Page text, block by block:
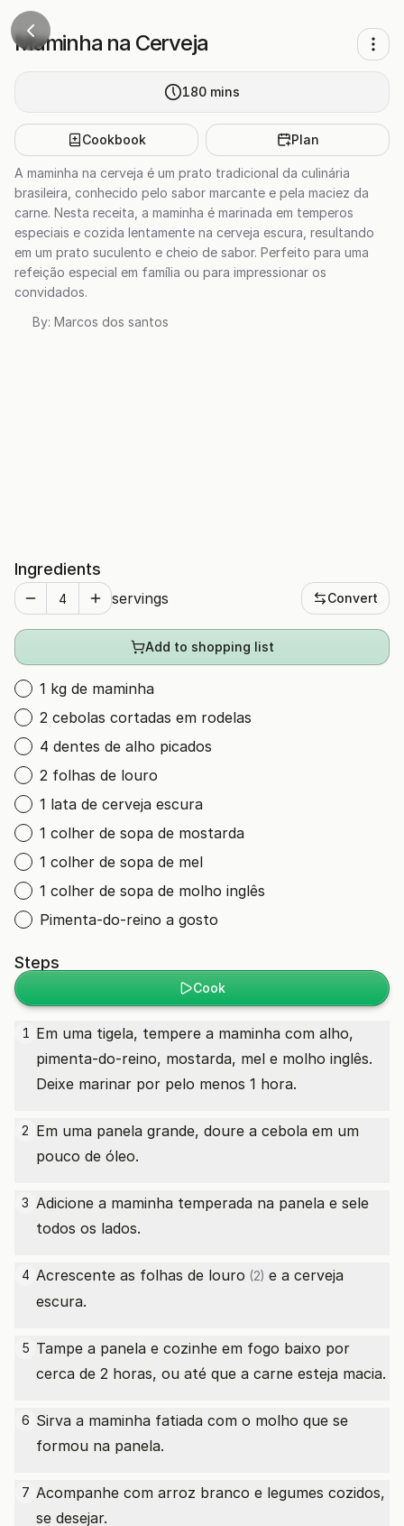
Maminha na Cerveja
180 mins
Cookbook Plan
A maminha na cerveja é um prato tradicional da culinária
brasileira, conhecido pelo sabor marcante e pela maciez da
carne. Nesta receita, a maminha é marinada em temperos
especiais e cozida lentamente na cerveja escura, resultando
em um prato suculento e cheio de sabor. Perfeito para uma
refeição especial em família ou para impressionar os
convidados.
By: Marcos dos santos
Ingredients
servings Convert
Add to shopping list
1 kg de maminha
2 cebolas cortadas em rodelas
4 dentes de alho picados
2 folhas de louro
1 lata de cerveja escura
1 colher de sopa de mostarda
1 colher de sopa de mel
1 colher de sopa de molho inglês
Pimenta-do-reino a gosto
Steps
Cook
1 Em uma tigela, tempere a maminha com alho,
pimenta-do-reino, mostarda, mel e molho inglês.
Deixe marinar por pelo menos 1 hora.
2 Em uma panela grande, doure a cebola em um
pouco de óleo.
3 Adicione a maminha temperada na panela e sele
todos os lados.
4 Acrescente as folhas de louro (2) e a cerveja
escura.
5 Tampe a panela e cozinhe em fogo baixo por
cerca de 2 horas, ou até que a carne esteja macia.
6 Sirva a maminha fatiada com o molho que se
formou na panela.
7 Acompanhe com arroz branco e legumes cozidos,
se desejar.